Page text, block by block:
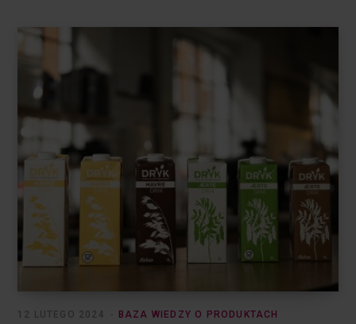
BAZA WIEDZY O PRODUKTACH
12 LUTEGO 2024